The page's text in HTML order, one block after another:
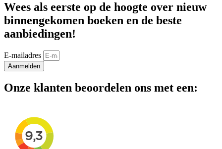
Wees als eerste op de hoogte over nieuw
binnengekomen boeken en de beste
aanbiedingen!
E-mailadres
Aanmelden
Onze klanten beoordelen ons met een: